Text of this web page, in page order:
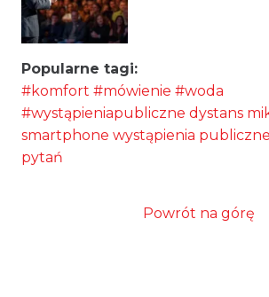
Popularne tagi:
#komfort #mówienie #woda
#wystąpieniapubliczne dystans
smartphone wystąpienia publiczne
pytań
Powrót na górę